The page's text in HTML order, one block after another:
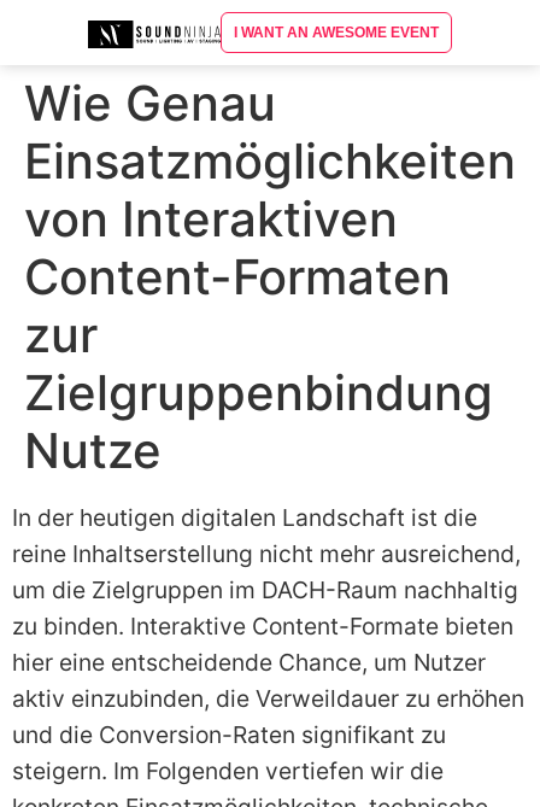
I WANT AN AWESOME EVENT
Wie Genau
Einsatzmöglichkeiten
von Interaktiven
Content-Formaten
zur
Zielgruppenbindung
Nutze
In der heutigen digitalen Landschaft ist die
reine Inhaltserstellung nicht mehr ausreichend,
um die Zielgruppen im DACH-Raum nachhaltig
zu binden. Interaktive Content-Formate bieten
hier eine entscheidende Chance, um Nutzer
aktiv einzubinden, die Verweildauer zu erhöhen
und die Conversion-Raten signifikant zu
steigern. Im Folgenden vertiefen wir die